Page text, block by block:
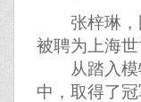
张梓琳，国
被聘为上海
从踏入模特
中，取得了